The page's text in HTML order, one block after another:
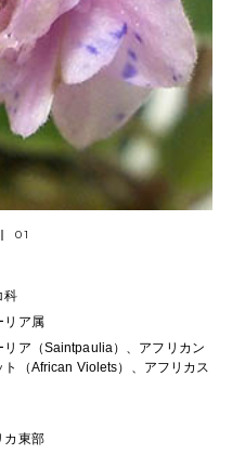
01
科
リア属
リア（Saintpaulia）、アフリカン
ト（African Violets）、アフリカス
カ東部